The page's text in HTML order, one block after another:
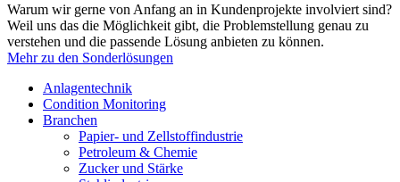
Warum wir gerne von Anfang an in Kundenprojekte involviert sind?
Weil uns das die Möglichkeit gibt, die Problemstellung genau zu
verstehen und die passende Lösung anbieten zu können.
Mehr zu den Sonderlösungen
Anlagentechnik
Condition Monitoring
Branchen
Papier- und Zellstoffindustrie
Petroleum & Chemie
Zucker und Stärke